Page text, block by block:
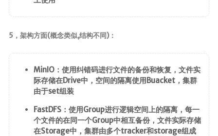
5，架构方面(概念类似,结构不同)：
MinIO：使用纠错码进行文件的备份和恢复，文件实
际存储在Drive中，空间的隔离使用Buacket，集群
由于set组装
FastDFS：使用Group进行逻辑空间上的隔离，每一
个文件的在同一个Group中相互备份，文件实际存储
在Storage中，集群由多个tracker和storage组成
日期归档